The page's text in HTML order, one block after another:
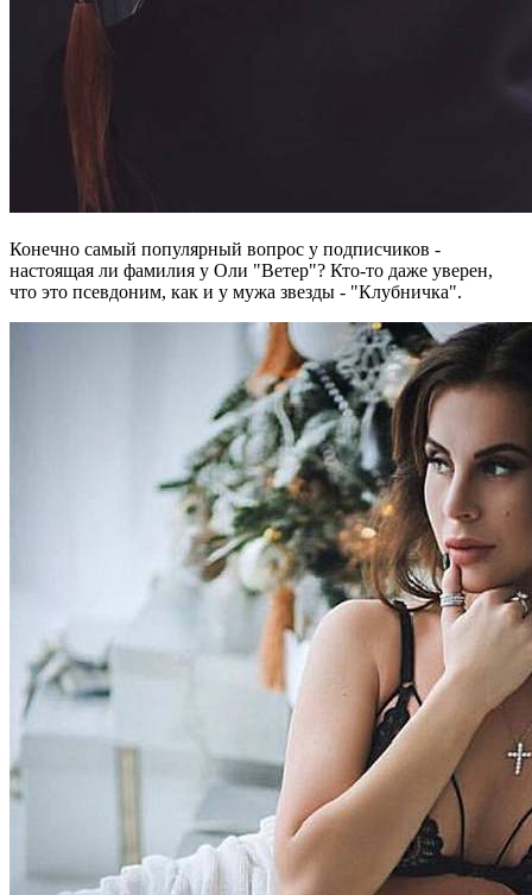
Конечно самый популярный вопрос у подписчиков -
настоящая ли фамилия у Оли "Ветер"? Кто-то даже уверен,
что это псевдоним, как и у мужа звезды - "Клубничка".